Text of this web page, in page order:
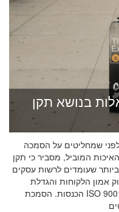
בנושא תקן
חובה לדעת לפני שמחליטים על הסמכה
המוביל, מסביר כי תקן
ביותר שעומדים לרשות עסקים
אמון הלקוחות והגדלת
הכנסות. הסמכת ISO 9001 מוכיחה ללקוחות, לשותפים ולמשקיעים